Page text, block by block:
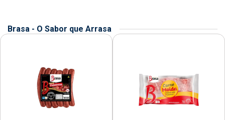
Brasa - O Sabor que Arrasa